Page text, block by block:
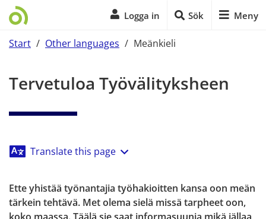
Logga in Sök Meny
Start / Other languages / Meänkieli
Tervetuloa Työvälityksheen
Translate this page
Ette yhistää työnantajia työhakioitten kansa oon meän
tärkein tehtävä. Met olema sielä missä tarpheet oon,